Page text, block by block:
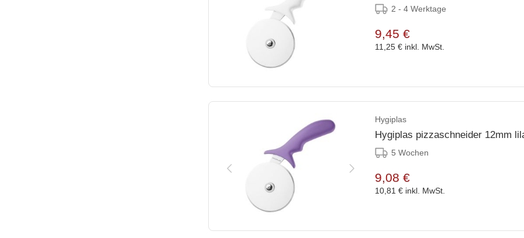
2 - 4 Werktage
9,45 €
11,25 € inkl. MwSt.
Hygiplas
Hygiplas pizzaschneider 12mm
5 Wochen
9,08 €
10,81 € inkl. MwSt.